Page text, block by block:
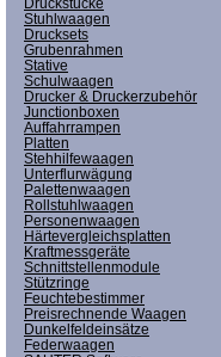
Stuhlwaagen
Drucksets
Grubenrahmen
Stative
Schulwaagen
Drucker & Druckerzubehör
Junctionboxen
Auffahrrampen
Platten
Stehhilfewaagen
Unterflurwägung
Palettenwaagen
Rollstuhlwaagen
Personenwaagen
Härtevergleichsplatten
Kraftmessgeräte
Schnittstellenmodule
Stützringe
Feuchtebestimmer
Preisrechnende Waagen
Dunkelfeldeinsätze
Federwaagen